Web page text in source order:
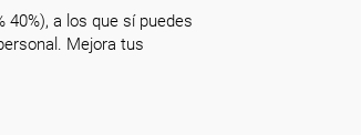
a los que sí puedes
Mejora tus